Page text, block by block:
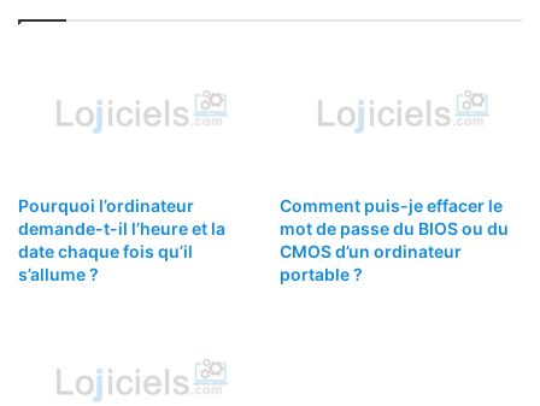
Pourquoi l’ordinateur
demande-t-il l’heure et la
date chaque fois qu’il
s’allume ?
Comment puis-je effacer le
mot de passe du BIOS ou du
CMOS d’un ordinateur
portable ?